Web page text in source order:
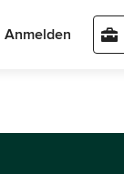
Anmelden